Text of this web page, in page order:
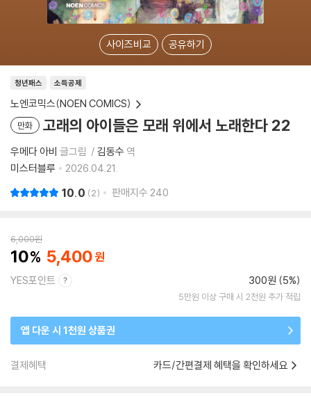
사이즈비교 공유하기
소득공제
청년패스
노엔코믹스(NOEN COMICS)
만화 고래의 아이들은 모래 위에서 노래한다 22
우메다 아비 글그림 김동수 역
미스터블루
2026.04.21.
10.0 2 판매지수 240
6,000원
10 5,400
YES포인트 300원 (5%)
5만원 이상 구매 시 2천원 추가 적립
앱 다운 시 1천원 상품권
결제혜택 카드/간편결제 혜택을 확인하세요